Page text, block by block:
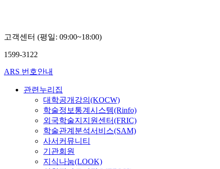
아
고객센터 (평일: 09:00~18:00)
1599-3122
ARS 번호안내
관련누리집
대학공개강의(KOCW)
학술정보통계시스템(Rinfo)
외국학술지지원센터(FRIC)
학술관계분석서비스(SAM)
사서커뮤니티
기관회원
지식나눔(LOOK)